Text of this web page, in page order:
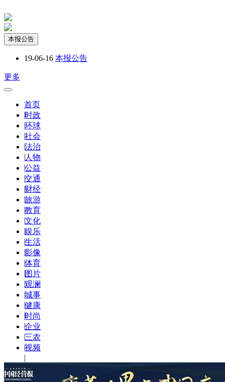
本报公告
19-06-16 本报公告
更多
首页
|时政
|环球
|社会
|法治
|人物
|公益
|交通
|财经
|旅游
|教育
|文化
|娱乐
|生活
|影像
|体育
|图片
|观澜
|城事
|健康
|时尚
|企业
|三农
|视频
|